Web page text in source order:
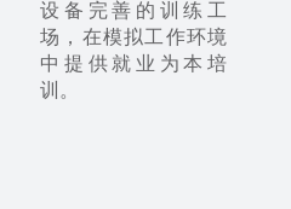
设备完善的训练工
场，在模拟工作环境
中提供就业为本培
训。